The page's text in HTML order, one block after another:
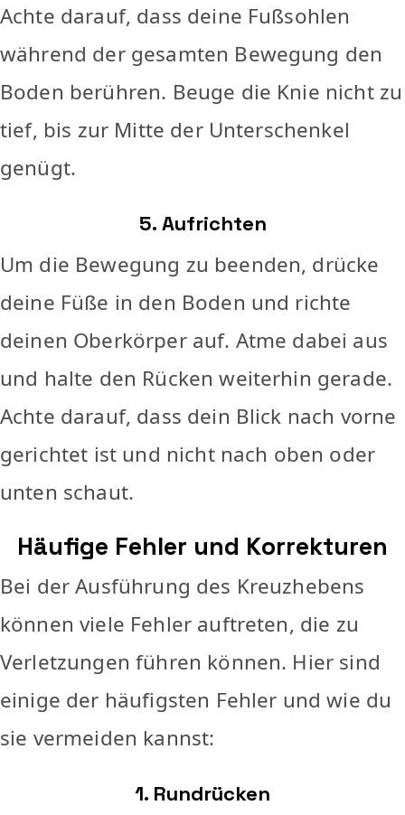
Achte darauf, dass deine Fußsohlen
während der gesamten Bewegung den
Boden berühren. Beuge die Knie nicht zu
tief, bis zur Mitte der Unterschenkel
genügt.
5. Aufrichten
Um die Bewegung zu beenden, drücke
deine Füße in den Boden und richte
deinen Oberkörper auf. Atme dabei aus
und halte den Rücken weiterhin gerade.
Achte darauf, dass dein Blick nach vorne
gerichtet ist und nicht nach oben oder
unten schaut.
Häufige Fehler und Korrekturen
Bei der Ausführung des Kreuzhebens
können viele Fehler auftreten, die zu
Verletzungen führen können. Hier sind
einige der häufigsten Fehler und wie du
sie vermeiden kannst:
1. Rundrücken